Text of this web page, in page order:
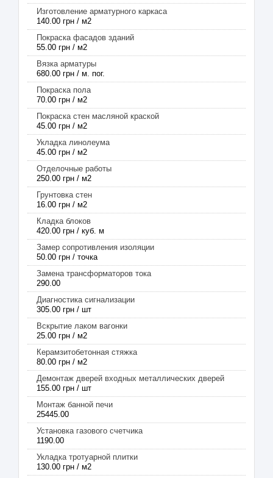
Изготовление арматурного каркаса
140.00 грн / м2
Покраска фасадов зданий
55.00 грн / м2
Вязка арматуры
680.00 грн / м. пог.
Покраска пола
70.00 грн / м2
Покраска стен масляной краской
45.00 грн / м2
Укладка линолеума
45.00 грн / м2
Отделочные работы
250.00 грн / м2
Грунтовка стен
16.00 грн / м2
Кладка блоков
420.00 грн / куб. м
Замер сопротивления изоляции
50.00 грн / точка
Замена трансформаторов тока
290.00
Диагностика сигнализации
305.00 грн / шт
Вскрытие лаком вагонки
25.00 грн / м2
Керамзитобетонная стяжка
80.00 грн / м2
Демонтаж дверей входных металлических дверей
155.00 грн / шт
Монтаж банной печи
25445.00
Установка газового счетчика
1190.00
Укладка тротуарной плитки
130.00 грн / м2